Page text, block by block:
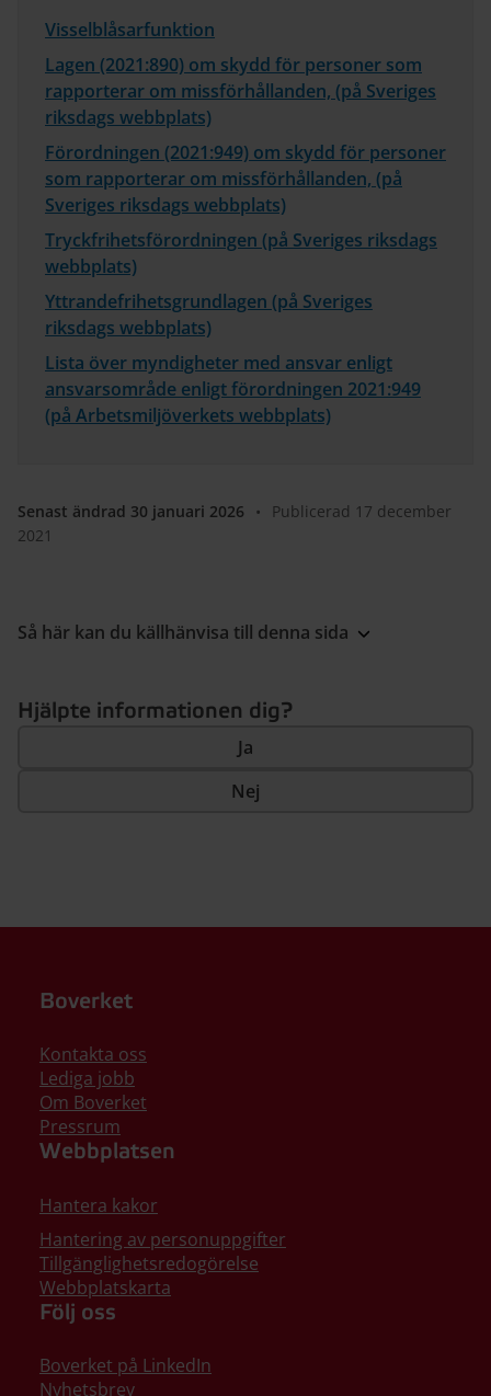
Visselblåsarfunktion
Lagen (2021:890) om skydd för personer som
rapporterar om missförhållanden, (på Sveriges
riksdags webbplats)
Förordningen (2021:949) om skydd för personer
som rapporterar om missförhållanden, (på
Sveriges riksdags webbplats)
Tryckfrihetsförordningen (på Sveriges riksdags
webbplats)
Yttrandefrihetsgrundlagen (på Sveriges
riksdags webbplats)
Lista över myndigheter med ansvar enligt
ansvarsområde enligt förordningen 2021:949
(på Arbetsmiljöverkets webbplats)
Senast ändrad 30 januari 2026 •
Publicerad 17 december
2021
Så här kan du källhänvisa till denna sida
Hjälpte informationen dig?
Ja
Nej
Boverket
Kontakta oss
Lediga jobb
Om Boverket
Pressrum
Webbplatsen
Hantera kakor
Hantering av personuppgifter
Tillgänglighetsredogörelse
Webbplatskarta
Följ oss
Boverket på LinkedIn
Nyhetsbrev